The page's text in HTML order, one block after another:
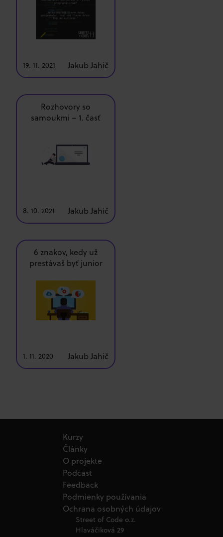
19. 11. 2021 Jakub Jahič
Rozhovory so
samoukmi – 1. časť
8. 10. 2021 Jakub Jahič
6 znakov, kedy už
prestávaš byť junior
1. 11. 2020 Jakub Jahič
Street of Code o.z.
Hlaváčiková 29
Kurzy
Články
O projekte
Podcast
Feedback
Podmienky používania
Ochrana osobných údajov